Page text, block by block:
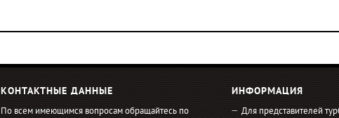
КОНТАКТНЫЕ ДАННЫЕ
По всем имеющимся вопросам обращайтесь по
ИНФОРМАЦИЯ
Для представителей